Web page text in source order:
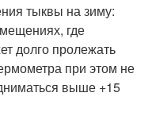
тыквы на зиму:
где
долго пролежать
при этом не
выше +15